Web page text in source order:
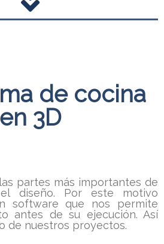
de cocina
en 3D
partes más importantes de
diseño. Por este motivo
software que nos permite
antes de su ejecución. Así
de nuestros proyectos.